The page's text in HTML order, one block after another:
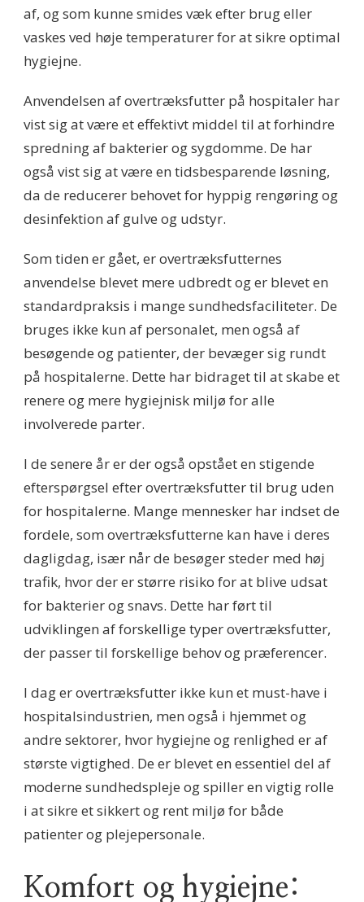
af, og som kunne smides væk efter brug eller
vaskes ved høje temperaturer for at sikre optimal
hygiejne.
Anvendelsen af overtræksfutter på hospitaler har
vist sig at være et effektivt middel til at forhindre
spredning af bakterier og sygdomme. De har
også vist sig at være en tidsbesparende løsning,
da de reducerer behovet for hyppig rengøring og
desinfektion af gulve og udstyr.
Som tiden er gået, er overtræksfutternes
anvendelse blevet mere udbredt og er blevet en
standardpraksis i mange sundhedsfaciliteter. De
bruges ikke kun af personalet, men også af
besøgende og patienter, der bevæger sig rundt
på hospitalerne. Dette har bidraget til at skabe et
renere og mere hygiejnisk miljø for alle
involverede parter.
I de senere år er der også opstået en stigende
efterspørgsel efter overtræksfutter til brug uden
for hospitalerne. Mange mennesker har indset de
fordele, som overtræksfutterne kan have i deres
dagligdag, især når de besøger steder med høj
trafik, hvor der er større risiko for at blive udsat
for bakterier og snavs. Dette har ført til
udviklingen af forskellige typer overtræksfutter,
der passer til forskellige behov og præferencer.
I dag er overtræksfutter ikke kun et must-have i
hospitalsindustrien, men også i hjemmet og
andre sektorer, hvor hygiejne og renlighed er af
største vigtighed. De er blevet en essentiel del af
moderne sundhedspleje og spiller en vigtig rolle
i at sikre et sikkert og rent miljø for både
patienter og plejepersonale.
Komfort og hygiejne: